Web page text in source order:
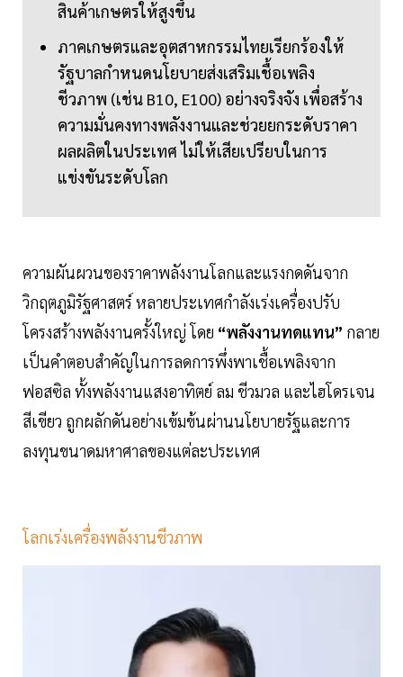
สินค้าเกษตรให้สูงขึ้น
ภาคเกษตรและอุตสาหกรรมไทยเรียกร้องให้
รัฐบาลกำหนดนโยบายส่งเสริมเชื้อเพลิง
ชีวภาพ (เช่น B10, E100) อย่างจริงจัง เพื่อสร้าง
ความมั่นคงทางพลังงานและช่วยยกระดับราคา
ผลผลิตในประเทศ ไม่ให้เสียเปรียบในการ
แข่งขันระดับโลก
ความผันผวนของราคาพลังงานโลกและแรงกดดันจาก
วิกฤตภูมิรัฐศาสตร์ หลายประเทศกำลังเร่งเครื่องปรับ
โครงสร้างพลังงานครั้งใหญ่ โดย “พลังงานทดแทน” กลาย
เป็นคำตอบสำคัญในการลดการพึ่งพาเชื้อเพลิงจาก
ฟอสซิล ทั้งพลังงานแสงอาทิตย์ ลม ชีวมวล และไฮโดรเจน
สีเขียว ถูกผลักดันอย่างเข้มข้นผ่านนโยบายรัฐและการ
ลงทุนขนาดมหาศาลของแต่ละประเทศ
โลกเร่งเครื่องพลังงานชีวภาพ